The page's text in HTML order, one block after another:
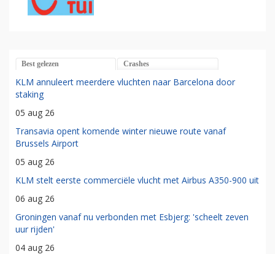
Best gelezen Crashes
KLM annuleert meerdere vluchten naar Barcelona door
staking
05 aug 26
Transavia opent komende winter nieuwe route vanaf
Brussels Airport
05 aug 26
KLM stelt eerste commerciële vlucht met Airbus A350-900 uit
06 aug 26
Groningen vanaf nu verbonden met Esbjerg: 'scheelt zeven
uur rijden'
04 aug 26